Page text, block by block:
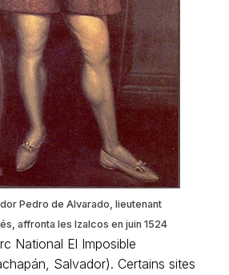
Pedro de Alvarado, lieutenant
affronta les Izalcos en juin 1524
National El Imposible
Salvador). Certains sites